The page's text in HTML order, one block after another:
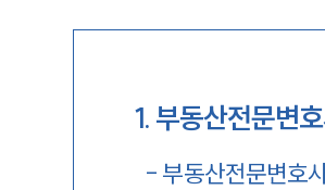
1. 부동산전문변
- 부동산전문변호